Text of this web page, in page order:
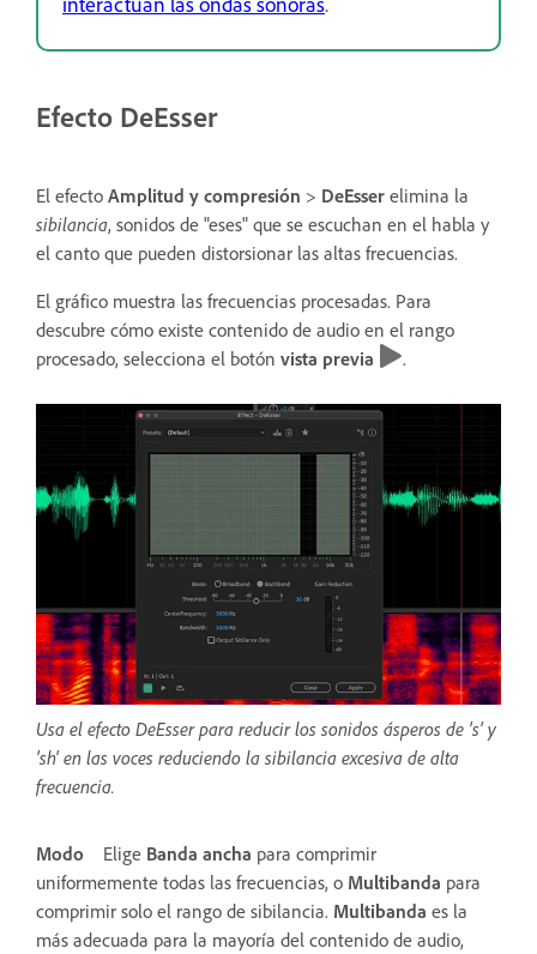
Efecto DeEsser
El efecto Amplitud y compresión > DeEsser elimina la
sibilancia, sonidos de "eses" que se escuchan en el habla y
el canto que pueden distorsionar las altas frecuencias.
El gráfico muestra las frecuencias procesadas. Para
descubre cómo existe contenido de audio en el rango
procesado, selecciona el botón vista previa .
Usa el efecto DeEsser para reducir los sonidos ásperos de 's' y
'sh' en las voces reduciendo la sibilancia excesiva de alta
frecuencia.
Modo Elige Banda ancha para comprimir
uniformemente todas las frecuencias, o Multibanda para
comprimir solo el rango de sibilancia. Multibanda es la
más adecuada para la mayoría del contenido de audio,